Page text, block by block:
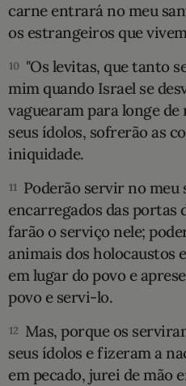
carne entrará no meu
os estrangeiros que
10 "Os levitas, que tanto
mim quando Israel se
vaguearam para longe
seus ídolos, sofrerão as
iniquidade.
11 Poderão servir no
encarregados das portas
farão o serviço nele;
animais dos holocaustos
em lugar do povo e
povo e servi-lo.
12 Mas, porque os
seus ídolos e fizeram a
em pecado, jurei de mão